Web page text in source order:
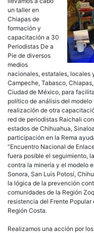
un taller en
Chiapas de
formación y
capacitación a 30
Periodistas De a
Pie de diversos
medios
nacionales, estatales, locales
Campeche, Tabasco,
Ciudad de México, para
político de análisis del
realización de otra
red de periodistas Raichali
estados de Chihuahua,
participación en la Rema
“Encuentro Nacional de
fuera posible el seguimiento,
contra la minería y el modelo
Sonora, San Luis Potosí,
la lógica de la prevención
comunidades de la Región
resistencia del Frente
Región Costa.
Realizamos una acción por